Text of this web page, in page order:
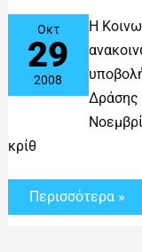
Οκτ
29
2008
Η
Δράσης
κρίθ
Περισσότερα »